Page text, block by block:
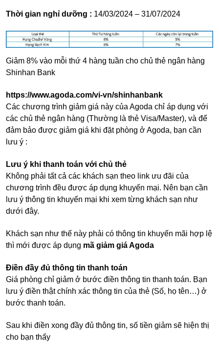
Thời gian nghỉ dưỡng : 14/03/2024 – 31/07/2024
Giảm 8% vào mỗi thứ 4 hàng tuần cho chủ thẻ ngân hàng
Shinhan Bank
https://www.agoda.com/vi-vn/shinhanbank
Các chương trình giảm giá này của Agoda chỉ áp dụng với
các chủ thẻ ngân hàng (Thường là thẻ Visa/Master), và để
đảm bảo được giảm giá khi đặt phòng ở Agoda, bạn cần
lưu ý :
Lưu ý khi thanh toán với chủ thẻ
Không phải tất cả các khách sạn theo link ưu đãi của
chương trình đều được áp dụng khuyến mại. Nên bạn cần
lưu ý thông tin khuyến mại khi xem từng khách sạn như
dưới đây.
Khách sạn như thế này phải có thông tin khuyến mãi hợp lệ
thì mới được áp dụng mã giảm giá Agoda
Điền đầy đủ thông tin thanh toán
Giá phòng chỉ giảm ở bước điền thông tin thanh toán. Bạn
lưu ý điền thật chính xác thông tin của thẻ (Số, họ tên…) ở
bước thanh toán.
Sau khi điền xong đầy đủ thông tin, số tiền giảm sẽ hiện thị
cho bạn thấy